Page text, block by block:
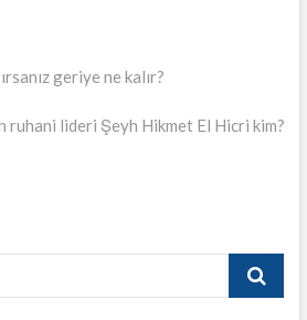
geriye ne kalır?
ruhani lideri Şeyh Hikmet El Hicri kim?
Search